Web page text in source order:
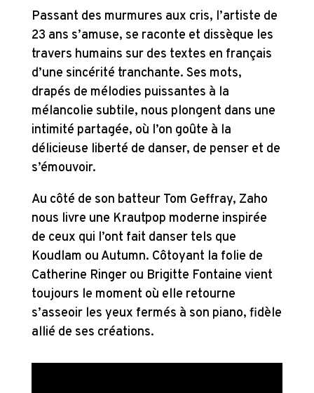
Passant des murmures aux cris, l’artiste de
23 ans s’amuse, se raconte et dissèque les
travers humains sur des textes en français
d’une sincérité tranchante. Ses mots,
drapés de mélodies puissantes à la
mélancolie subtile, nous plongent dans une
intimité partagée, où l’on goûte à la
délicieuse liberté de danser, de penser et de
s’émouvoir.
Au côté de son batteur Tom Geffray, Zaho
nous livre une Krautpop moderne inspirée
de ceux qui l’ont fait danser tels que
Koudlam ou Autumn. Côtoyant la folie de
Catherine Ringer ou Brigitte Fontaine vient
toujours le moment où elle retourne
s’asseoir les yeux fermés à son piano, fidèle
allié de ses créations.